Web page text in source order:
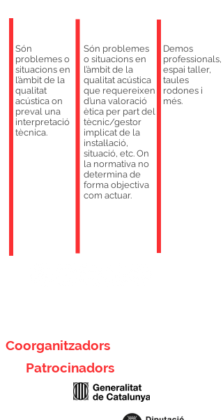
Són
problemes o
situacions en
l’àmbit de la
qualitat
acústica on
preval una
interpretació
tècnica.
Són problemes
o situacions en
l’àmbit de la
qualitat acústica
que requereixen
d’una valoració
ètica per part del
tècnic/gestor
implicat de la
instal·lació,
situació, etc. On
la normativa no
determina de
forma objectiva
com actuar.
Demos
professionals,
espai taller,
taules
rodones i
més.
Coorganitzadors
Patrocinadors